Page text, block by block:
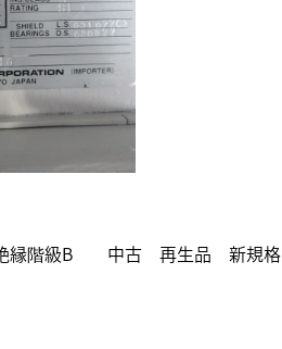
絶縁階級B 中古 再生品 新規格